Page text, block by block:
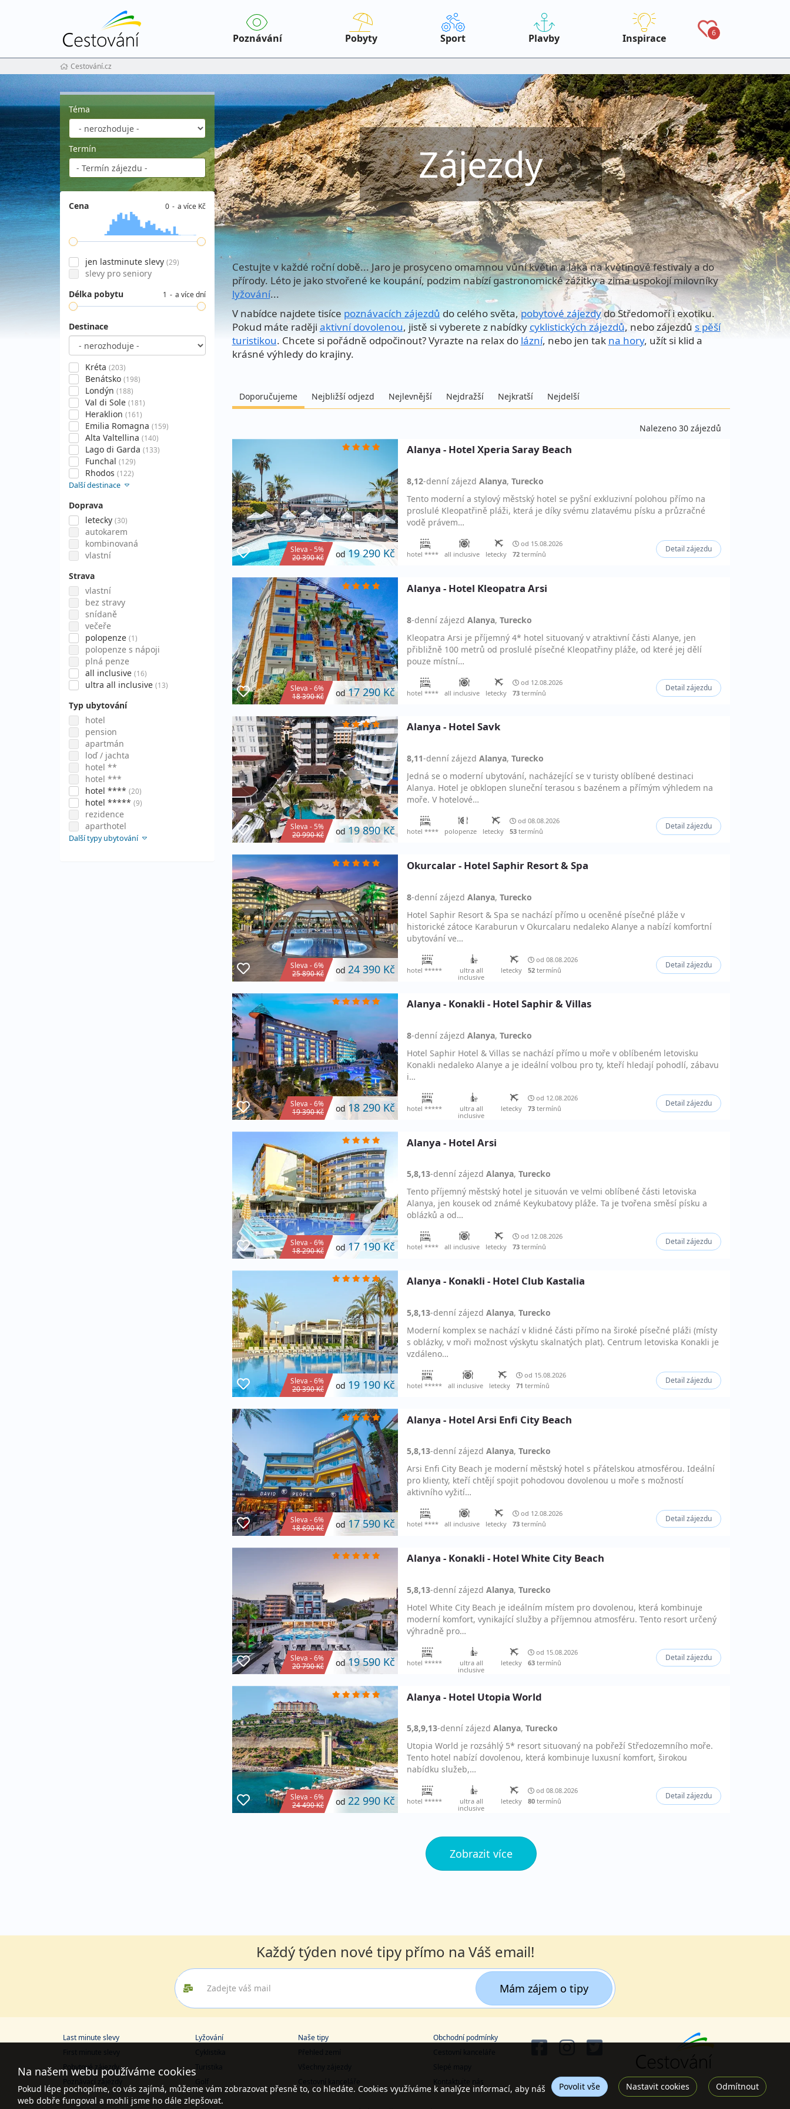
Poznávání Pobyty Sport Plavby Inspirace 6
Cestování.cz
Zájezdy
Téma
Termín
Cena 0 a více Kč
jen lastminute slevy (29)
slevy pro seniory
Délka pobytu
1 a více dní
Destinace
Kréta (203)
Benátsko (198)
Londýn (188)
Val di Sole (181)
Heraklion (161)
Emilia Romagna (159)
Alta Valtellina (140)
Lago di Garda (133)
Funchal (129)
Rhodos (122)
Další destinace
Doprava
letecky (30)
autokarem
kombinovaná
vlastní
Strava
vlastní
bez stravy
snídaně
večeře
polopenze (1)
polopenze s nápoji
plná penze
all inclusive (16)
ultra all inclusive (13)
Typ ubytování
hotel
pension
apartmán
loď / jachta
hotel **
hotel ***
hotel **** (20)
hotel ***** (9)
rezidence
aparthotel
Další typy ubytování
Cestujte v každé roční době... Jaro je prosyceno omamnou vůní květin a láká na květinové festivaly a do
přírody. Léto je jako stvořené ke koupání, podzim nabízí gastronomické zážitky a zima uspokojí milovníky
lyžování...
V nabídce najdete tisíce poznávacích zájezdů do celého světa,pobytové zájezdydo Středomoří i exotiku.
Pokud máte raději aktivní dovolenou, jistě si vyberete z nabídky cyklistických zájezdů, nebo zájezdů s pěší
turistikou. Chcete si pořádně odpočinout? Vyrazte na relax do lázní, nebo jen tak na hory, užít si klid a
krásné výhledy do krajiny.
Doporučujeme Nejbližší odjezd Nejlevnější Nejdražší Nejkratší Nejdelší
Nalezeno 30 zájezdů
Sleva - 5%
20 390 Kč
od 19 290 Kč
Alanya - Hotel Xperia Saray Beach
8,12-dennízájezd Alanya, Turecko
Tento moderní a stylový městský hotel se pyšní exkluzivní polohou přímo na
proslulé Kleopatřině pláži, která je díky svému zlatavému písku a průzračné
vodě právem…
hotel **** all inclusive letecky
od 15.08.2026
72termínů
Detail zájezdu
Sleva - 6%
18 390 Kč
od17 290 Kč
Alanya - Hotel Kleopatra Arsi
8-dennízájezd Alanya, Turecko
Kleopatra Arsi je příjemný 4* hotel situovaný v atraktivní části Alanye, jen
přibližně 100 metrů od proslulé písečné Kleopatřiny pláže, od které jej dělí
pouze místní…
hotel **** all inclusive letecky
od 12.08.2026
73termínů
Detail zájezdu
Sleva - 5%
20 990 Kč
od 19 890 Kč
Alanya - Hotel Savk
8,11-dennízájezd Alanya, Turecko
Jedná se o moderní ubytování, nacházející se v turisty oblíbené destinaci
Alanya. Hotel je obklopen sluneční terasou s bazénem a přímým výhledem na
moře. V hotelové…
hotel **** polopenze letecky
od 08.08.2026
53termínů
Detail zájezdu
Sleva - 6%
25 890 Kč
od 24 390 Kč
Okurcalar - Hotel Saphir Resort & Spa
8-dennízájezd Alanya, Turecko
Hotel Saphir Resort & Spa se nachází přímo u oceněné písečné pláže v
historické zátoce Karaburun v Okurcalaru nedaleko Alanye a nabízí komfortní
ubytování ve…
hotel *****
ultra all
inclusive
letecky
od 08.08.2026
52termínů
Detail zájezdu
Sleva - 6%
19 390 Kč
od 18 290 Kč
Alanya - Konakli - Hotel Saphir & Villas
8-dennízájezd Alanya, Turecko
Hotel Saphir Hotel & Villas se nachází přímo u moře v oblíbeném letovisku
Konakli nedaleko Alanye a je ideální volbou pro ty, kteří hledají pohodlí, zábavu
i…
hotel *****
ultra all
inclusive
letecky
od 12.08.2026
73termínů
Detail zájezdu
Sleva - 6%
18 290 Kč
od 17 190 Kč
Alanya - Hotel Arsi
5,8,13-dennízájezd Alanya, Turecko
Tento příjemný městský hotel je situován ve velmi oblíbené části letoviska
Alanya, jen kousek od známé Keykubatovy pláže. Ta je tvořena směsí písku a
oblázků a od…
hotel **** all inclusive letecky
od 12.08.2026
73termínů
Detail zájezdu
Sleva - 6%
20 390 Kč
od 19 190 Kč
Alanya - Konakli - Hotel Club Kastalia
5,8,13-dennízájezd Alanya, Turecko
Moderní komplex se nachází v klidné části přímo na široké písečné pláži (místy
s oblázky, v moři možnost výskytu skalnatých plat). Centrum letoviska Konakli je
vzdáleno…
hotel ***** all inclusive letecky
od 15.08.2026
71 termínů
Detail zájezdu
Sleva - 6%
18 690 Kč
od 17 590 Kč
Alanya - Hotel Arsi Enfi City Beach
5,8,13-dennízájezd Alanya, Turecko
Arsi Enfi City Beach je moderní městský hotel s přátelskou atmosférou. Ideální
pro klienty, kteří chtějí spojit pohodovou dovolenou u moře s možností
aktivního vyžití…
hotel **** all inclusive letecky
od 12.08.2026
73termínů
Detail zájezdu
Sleva - 6%
20 790 Kč
od19 590 Kč
Alanya - Konakli - Hotel White City Beach
5,8,13-dennízájezd Alanya, Turecko
Hotel White City Beach je ideálním místem pro dovolenou, která kombinuje
moderní komfort, vynikající služby a příjemnou atmosféru. Tento resort určený
výhradně pro…
hotel *****
ultra all
inclusive
letecky
od 15.08.2026
63termínů
Detail zájezdu
Sleva - 6%
24 490 Kč
od 22 990 Kč
Alanya - Hotel Utopia World
5,8,9,13-dennízájezd Alanya, Turecko
Utopia World je rozsáhlý 5* resort situovaný na pobřeží Středozemního moře.
Tento hotel nabízí dovolenou, která kombinuje luxusní komfort, širokou
nabídku služeb,…
hotel *****
ultra all
inclusive
letecky
od 08.08.2026
80termínů
Detail zájezdu
Zobrazit více
Každý týden nové tipy přímo na Váš email!
Mám zájem o tipy
Last minute slevy
First minute slevy
Pobytové zájezdy
Poznávací zájezdy
Lyžování
Cyklistika
Turistika
Golf
Naše tipy
Přehled zemí
Všechny zájezdy
Cestovní kanceláře
Obchodní podmínky
Cestovní kanceláře
Slepé mapy
Kontaktujte nás
Na našem webu používáme cookies
Pokud lépe pochopíme, co vás zajímá, můžeme vám zobrazovat přesně to, co hledáte. Cookies využíváme k analýze informací, aby náš
web dobře fungoval a mohli jsme ho dále zlepšovat.
Povolit vše Nastavit cookies Odmítnout